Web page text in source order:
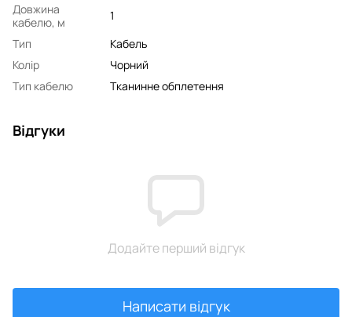
Довжина
кабелю, м
1
Тип
Кабель
Колір
Чорний
Тип кабелю
Тканинне обплетення
Відгуки
Додайте перший відгук
Написати відгук